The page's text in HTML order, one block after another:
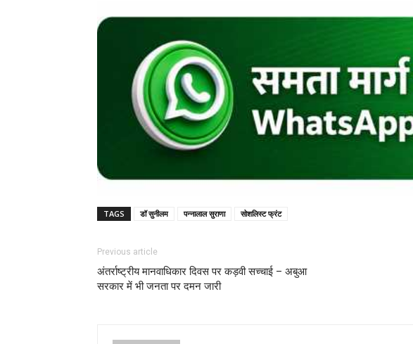
TAGS डॉ सुनीलम पन्नालाल सुराणा सोशलिस्ट फ्रंट
Previous article
अंतर्राष्ट्रीय मानवाधिकार दिवस पर कड़वी सच्चाई – अबुआ
सरकार में भी जनता पर दमन जारी